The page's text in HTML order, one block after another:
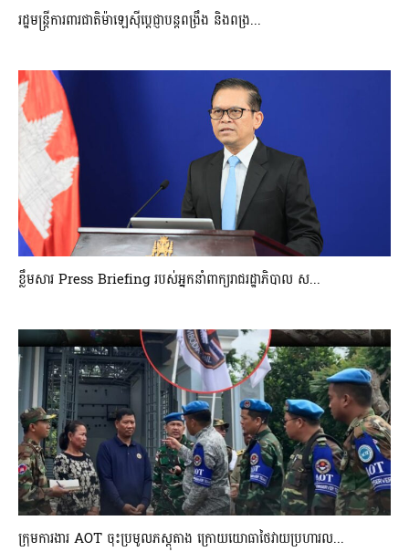
រដ្ឋមន្ត្រីការពារជាតិម៉ាឡេស៊ីប្ដេជ្ញាបន្តពង្រឹង និងពង្រ...
ខ្លឹមសារ Press Briefing របស់អ្នកនាំពាក្យរាជរដ្ឋាភិបាល ស...
ក្រុមការងារ AOT ចុះប្រមូលភស្តុតាង ក្រោយយោធាថៃវាយប្រហារល...